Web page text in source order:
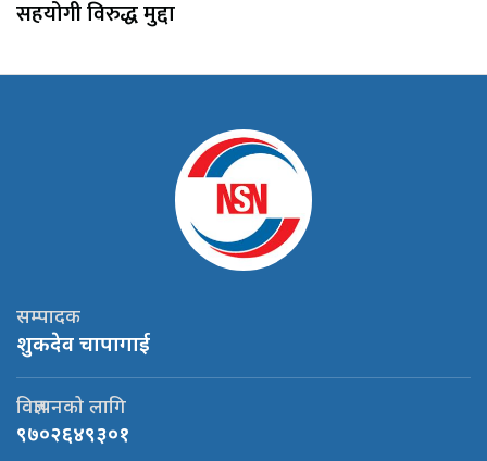
सहयोगी विरुद्ध मुद्दा
सम्पादक
शुकदेव चापागाई
विज्ञापनको लागि
९७०२६४९३०१